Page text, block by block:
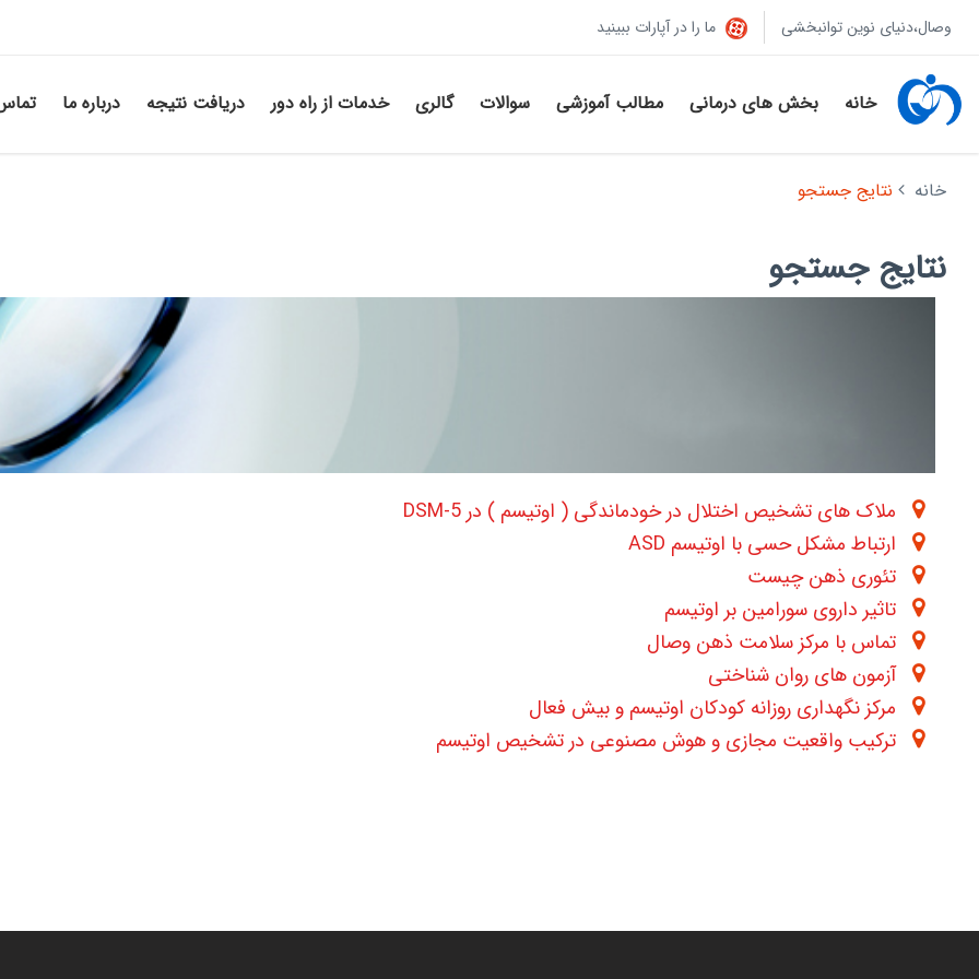
وصال،دنیای نوین توانبخشی ما را در آپارات ببینید
خانه بخش های درمانی مطالب آموزشی سوالات گالری خدمات از راه دور دریافت نتیجه درباره ما
خانه نتایج جستجو
نتایج جستجو
ملاک های تشخیص اختلال در خودماندگی ( اوتیسم ) در DSM-5
ارتباط مشکل حسی با اوتیسم ASD
تئوری ذهن چیست
تاثیر داروی سورامین بر اوتیسم
تماس با مرکز سلامت ذهن وصال
آزمون های روان شناختی
مرکز نگهداری روزانه کودکان اوتیسم و بیش فعال
ترکیب واقعیت مجازی و هوش مصنوعی در تشخیص اوتیسم